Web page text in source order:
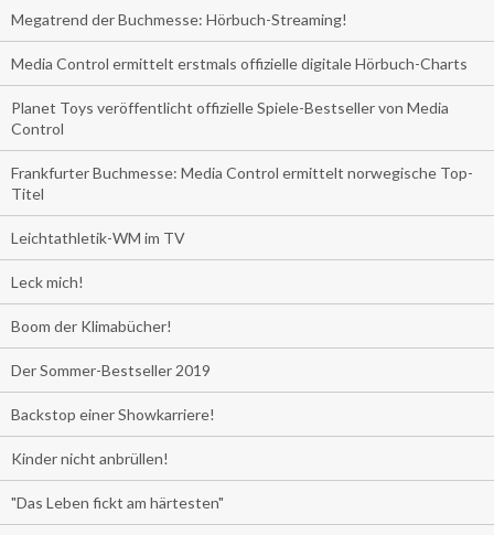
Megatrend der Buchmesse: Hörbuch-Streaming!
Media Control ermittelt erstmals offizielle digitale Hörbuch-Charts
Planet Toys veröffentlicht offizielle Spiele-Bestseller von Media
Control
Frankfurter Buchmesse: Media Control ermittelt norwegische Top-
Titel
Leichtathletik-WM im TV
Leck mich!
Boom der Klimabücher!
Der Sommer-Bestseller 2019
Backstop einer Showkarriere!
Kinder nicht anbrüllen!
"Das Leben fickt am härtesten"